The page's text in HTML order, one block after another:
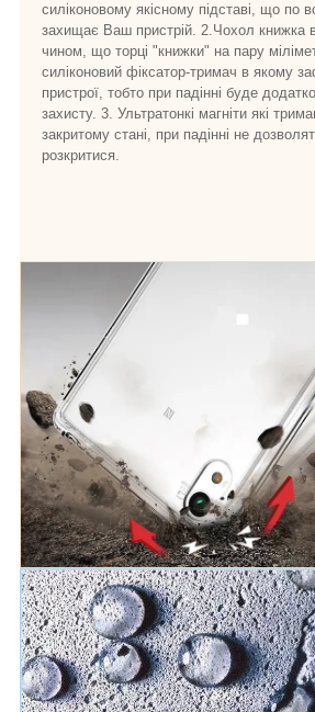
силіконовому якісному підставі, що по
захищає Ваш пристрій. 2.Чохол книжка
чином, що торці "книжки" на пару
силіконовий фіксатор-тримач в якому
пристрої, тобто при падінні буде
захисту. 3. Ультратонкі магніти які
закритому стані, при падінні не
розкритися.